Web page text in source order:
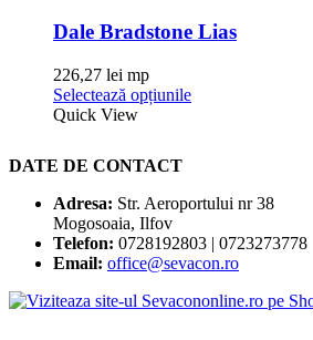
fi
produsului.
Dale Bradstone Lias
226,27 lei mp
Selectează opțiunileAcest
variații.
Opțiunile
pot
fi
alese
pagina
Quick View
DATE DE CONTACT
Adresa: Str. Aeroportului nr 38
Mogosoaia, Ilfov
Telefon: 0728192803 | 0723273778
Email: office@sevacon.ro